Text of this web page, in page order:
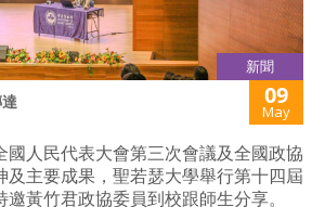
新聞
09
May
國人民代表大會第三次會議及全國政協
及主要成果，聖若瑟大學舉行第十四屆
黃竹君政協委員到校跟師生分享。